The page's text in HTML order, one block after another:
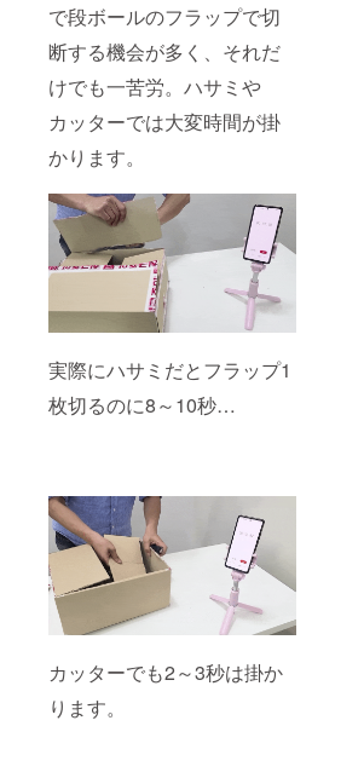
で段ボールのフラップで切
断する機会が多く、それだ
けでも一苦労。ハサミや
カッターでは大変時間が掛
かります。
実際にハサミだとフラップ1
枚切るのに8～10秒…
カッターでも2～3秒は掛か
ります。